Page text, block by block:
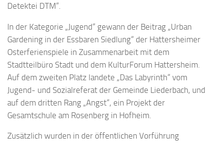
Detektei DTM“.
In der Kategorie „Jugend“ gewann der Beitrag „Urban
Gardening in der Essbaren Siedlung“ der Hattersheimer
Osterferienspiele in Zusammenarbeit mit dem
Stadtteilbüro Stadt und dem KulturForum Hattersheim.
Auf dem zweiten Platz landete „Das Labyrinth“ vom
Jugend- und Sozialreferat der Gemeinde Liederbach, und
auf dem dritten Rang „Angst“, ein Projekt der
Gesamtschule am Rosenberg in Hofheim.
Zusätzlich wurden in der öffentlichen Vorführung